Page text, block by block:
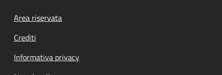
Footer menu
Area riservata
Crediti
Informativa privacy